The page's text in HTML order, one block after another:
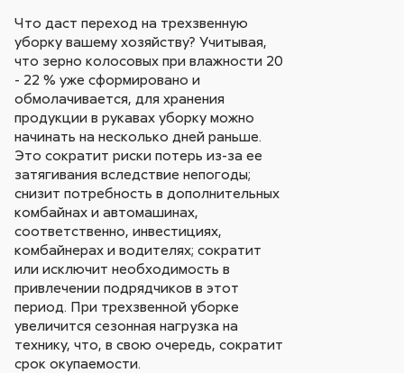
Что даст переход на трехзвенную
уборку вашему хозяйству? Учитывая,
что зерно колосовых при влажности 20
- 22 % уже сформировано и
обмолачивается, для хранения
продукции в рукавах уборку можно
начинать на несколько дней раньше.
Это сократит риски потерь из-за ее
затягивания вследствие непогоды;
снизит потребность в дополнительных
комбайнах и автомашинах,
соответственно, инвестициях,
комбайнерах и водителях; сократит
или исключит необходимость в
привлечении подрядчиков в этот
период. При трехзвенной уборке
увеличится сезонная нагрузка на
технику, что, в свою очередь, сократит
срок окупаемости.